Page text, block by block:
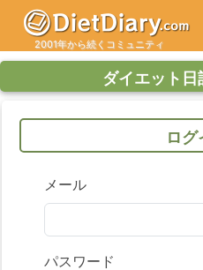
2001年から続くコミュニティ
ダイエット日
ログ
メール
パスワード